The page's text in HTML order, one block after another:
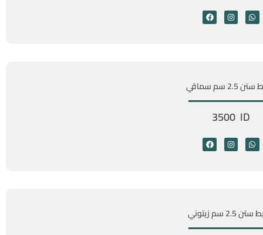
سم سماقي
3500 ID
2.5 سم زيتوني